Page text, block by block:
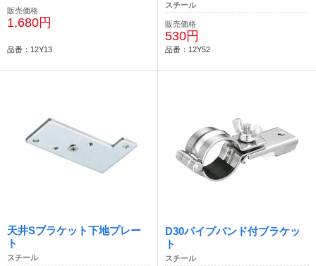
販売価格
1,680円
品番：12Y13
スチール
販売価格
530円
品番：12Y52
天井Sブラケット下地プレー
ト
スチール
D30パイプバンド付ブラケッ
ト
スチール